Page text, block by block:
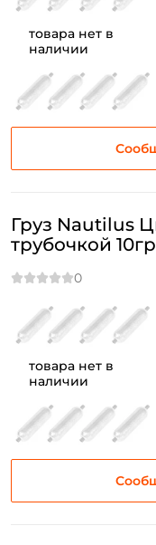
товара нет в
наличии
товара нет в
наличии
Груз Nautilus
трубочкой 10гр